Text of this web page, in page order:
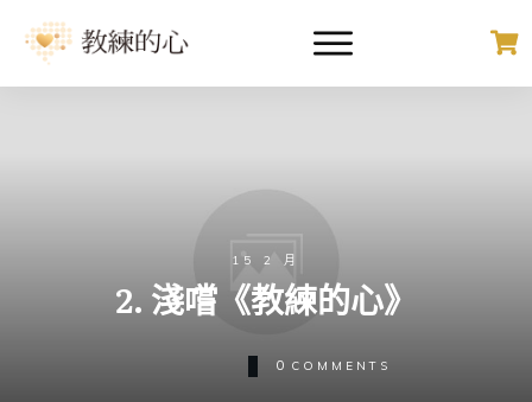
15 2 月
2. 淺嚐《教練的心》
0 COMMENTS